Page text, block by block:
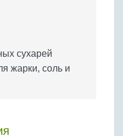
сухарей
жарки, соль и